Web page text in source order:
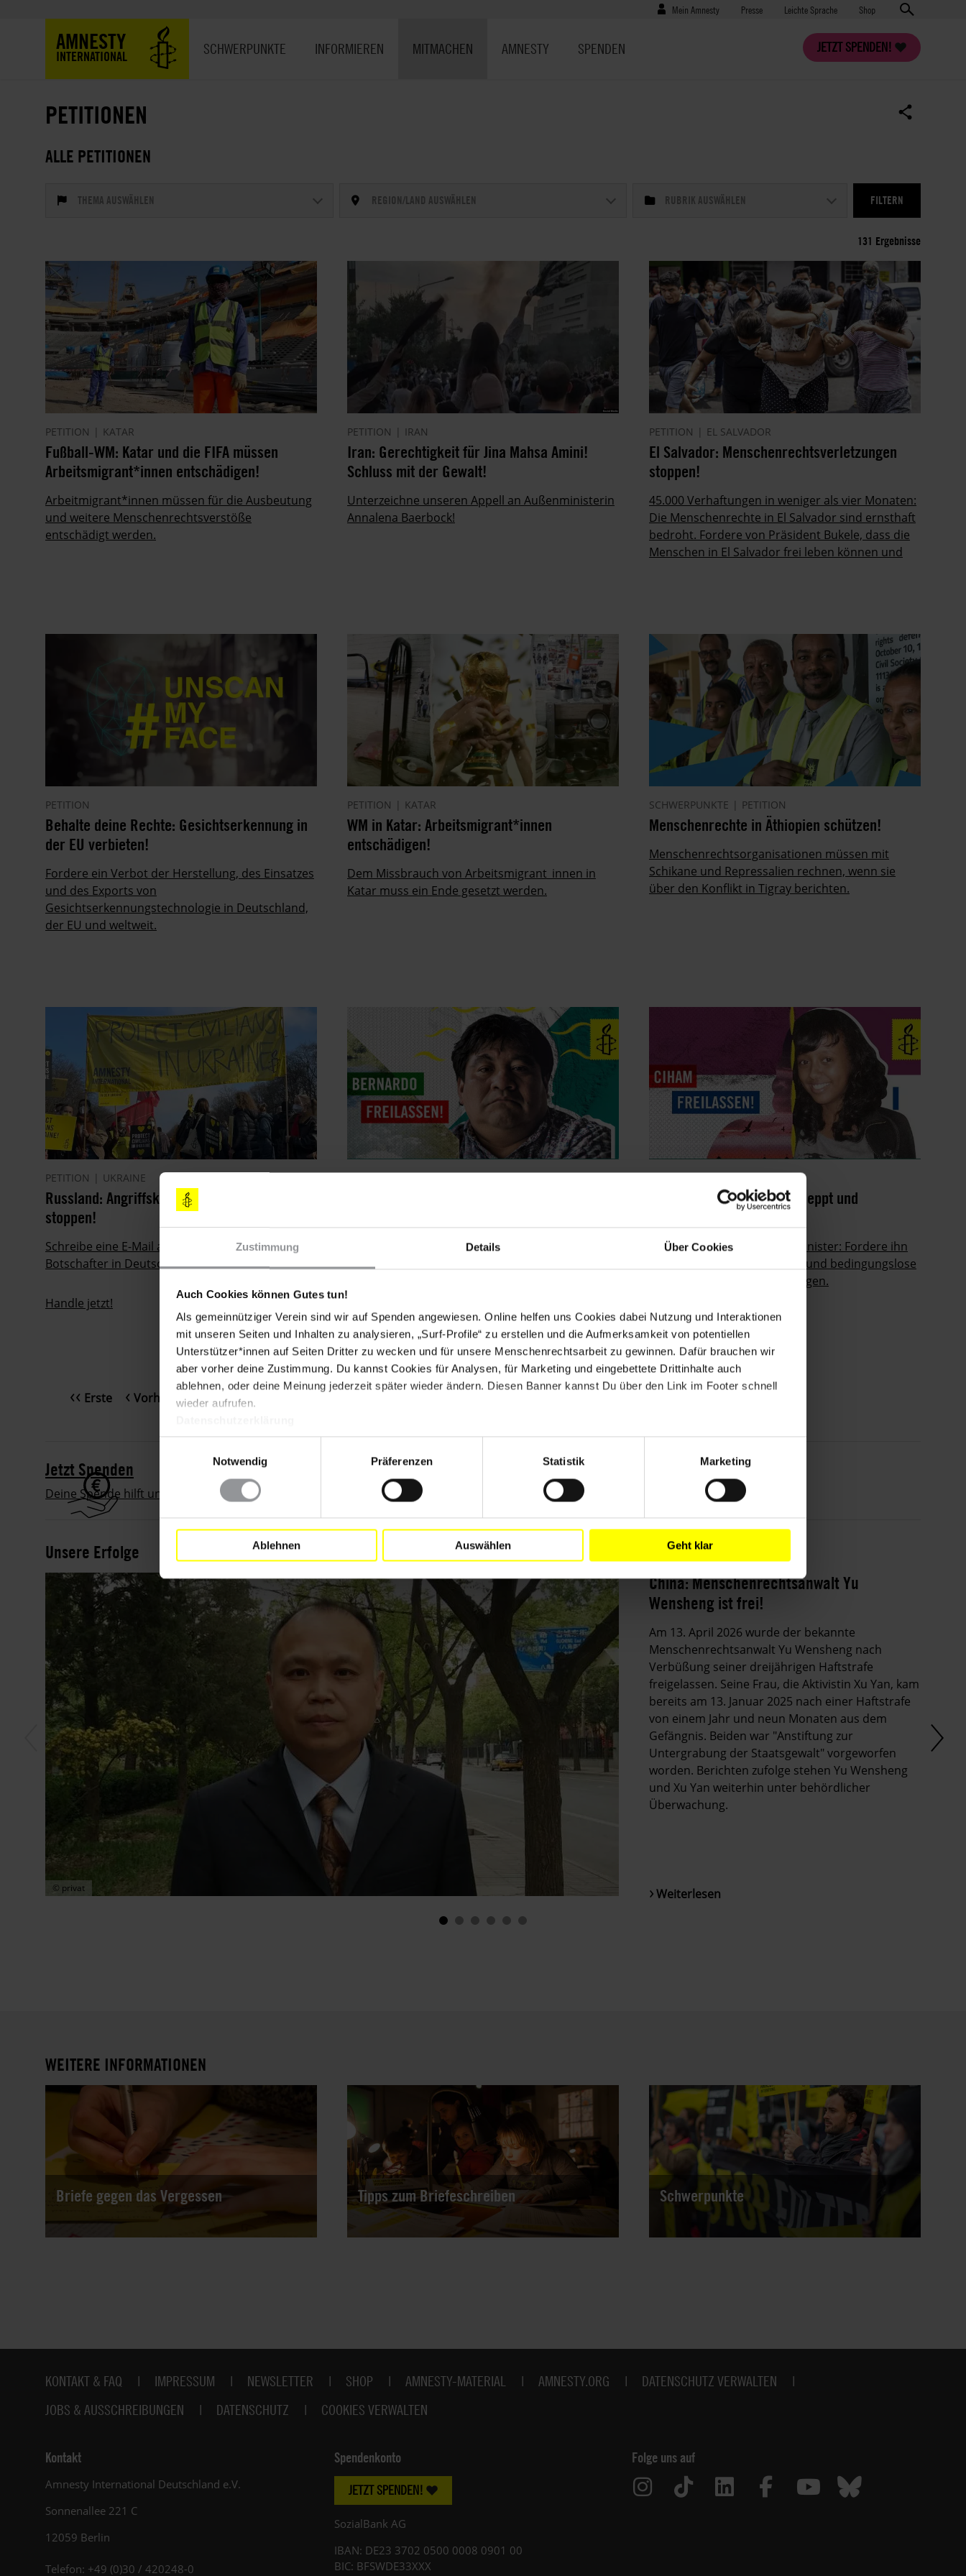
Zustimmung Details Über Cookies
Auch Cookies können Gutes tun!
Als gemeinnütziger Verein sind wir auf Spenden angewiesen. Online helfen uns Cookies dabei Nutzung und Interaktionen
mit unseren Seiten und Inhalten zu analysieren, „Surf-Profile“ zu erstellen und die Aufmerksamkeit von potentiellen
Unterstützer*innen auf Seiten Dritter zu wecken und für unsere Menschenrechtsarbeit zu gewinnen. Dafür brauchen wir
aber vorher deine Zustimmung. Du kannst Cookies für Analysen, für Marketing und eingebettete Drittinhalte auch
ablehnen, oder deine Meinung jederzeit später wieder ändern. Diesen Banner kannst Du über den Link im Footer schnell
wieder aufrufen.
Notwendig
Präferenzen Statistik Marketing
Ablehnen Auswählen Geht klar
Benutzermenü
Mein Amnesty Presse
Presse Leichte Sprache Shop
AMNESTY
INTERNATIONAL
JETZT SPENDEN!
SCHWERPUNKTE INFORMIEREN MITMACHEN AMNESTY SPENDEN
PETITIONEN
ALLE PETITIONEN
THEMA AUSWÄHLEN REGION/LAND AUSWÄHLEN RUBRIK AUSWÄHLEN
131 Ergebnisse
PETITION KATAR
Fußball-WM: Katar und die FIFA müssen
Arbeitsmigrant*innen entschädigen!
Arbeitmigrant*innen müssen für die Ausbeutung
und weitere Menschenrechtsverstöße
entschädigt werden.
PETITION IRAN
Iran: Gerechtigkeit für Jina Mahsa Amini!
Schluss mit der Gewalt!
Unterzeichne unseren Appell an Außenministerin
Annalena Baerbock!
PETITION EL SALVADOR
El Salvador: Menschenrechtsverletzungen
stoppen!
45.000 Verhaftungen in weniger als vier Monaten:
Die Menschenrechte in El Salvador sind ernsthaft
bedroht. Fordere von Präsident Bukele, dass die
Menschen in El Salvador frei leben können und
PETITION
Behalte deine Rechte: Gesichtserkennung in
der EU verbieten!
Fordere ein Verbot der Herstellung, des Einsatzes
und des Exports von
Gesichtserkennungstechnologie in Deutschland,
der EU und weltweit.
PETITION KATAR
WM in Katar: Arbeitsmigrant*innen
entschädigen!
Dem Missbrauch von Arbeitsmigrant_innen in
Katar muss ein Ende gesetzt werden.
SCHWERPUNKTE PETITION
Menschenrechte in Äthiopien schützen!
Menschenrechtsorganisationen müssen mit
Schikane und Repressalien rechnen, wenn sie
über den Konflikt in Tigray berichten.
PETITION UKRAINE
Russland: Angriffskrieg gegen die Ukraine
stoppen!
Schreibe eine E-Mail an den russischen
Botschafter in Deutschland
Handle jetzt!
PETITION GUATEMALA
Schreibe an die guatemaltekische
Generalstaatsanwältin: Fordere sie auf, alle
PETITION ERITREA
Eritrea: 15-Jährige verschleppt und
Schreibe an den US-Außenminister: Fordere ihn
auf, von Eritrea die sofortige und bedingungslose
Freilassung Cihams zu verlangen.
Seitennummerierung
Erste
Erste
Vorherige
Vorherige … Page
4
Nächste
Letzte
Jetzt Spenden
Deine Spende hilft uns, die Menschenrechte weltweit zu verteidigen!
Unsere Erfolge
© privat
China: Menschenrechtsanwalt Yu
Wensheng ist frei!
Am 13. April 2026 wurde der bekannte
Menschenrechtsanwalt Yu Wensheng nach
Verbüßung seiner dreijährigen Haftstrafe
freigelassen. Seine Frau, die Aktivistin Xu Yan, kam
bereits am 13. Januar 2025 nach einer Haftstrafe
von einem Jahr und neun Monaten aus dem
Gefängnis. Beiden war "Anstiftung zur
Untergrabung der Staatsgewalt" vorgeworfen
worden. Berichten zufolge stehen Yu Wensheng
und Xu Yan weiterhin unter behördlicher
Überwachung.
Weiterlesen
WEITERE INFORMATIONEN
Briefe gegen das Vergessen Tipps zum Briefeschreiben Schwerpunkte
Fußbereich
KONTAKT & FAQ IMPRESSUM NEWSLETTER SHOP AMNESTY-MATERIAL AMNESTY.ORG
DATENSCHUTZ VERWALTEN
JOBS & AUSSCHREIBUNGEN
DATENSCHUTZ COOKIES VERWALTEN
Kontakt
Amnesty International Deutschland e.V.
Sonnenallee 221 C
12059 Berlin
Telefon: +49 (0)30 / 420248-0
Spendenkonto
JETZT SPENDEN!
SozialBank AG
IBAN: DE23 3702 0500 0008 0901 00
BIC: BFSWDE33XXX
Folge uns auf